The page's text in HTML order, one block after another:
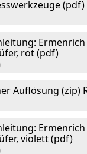
(pdf)
Ermenrich
rot (pdf)
Auflösung (zip)
Ermenrich
violett (pdf)